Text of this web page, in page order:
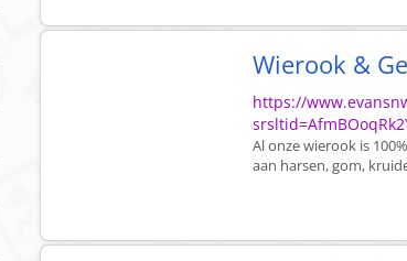
Wierook &
https://
Al onze wierook is
aan harsen, gom,